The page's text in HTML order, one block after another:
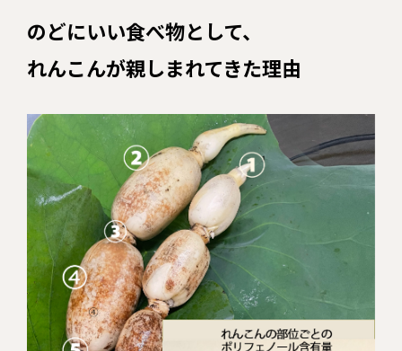
のどにいい食べ物として、
れんこんが親しまれてきた理由